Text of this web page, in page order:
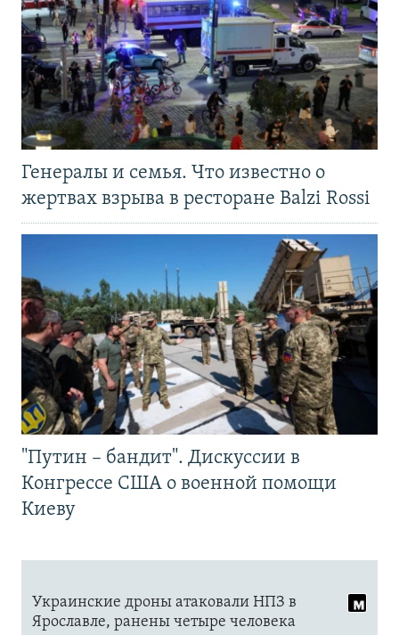
Генералы и семья. Что известно о
жертвах взрыва в ресторане Balzi Rossi
"Путин – бандит". Дискуссии в
Конгрессе США о военной помощи
Киеву